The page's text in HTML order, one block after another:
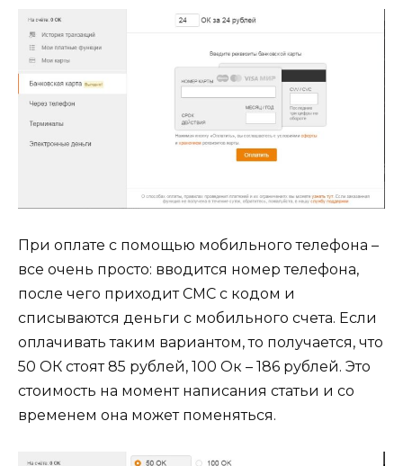
При оплате с помощью мобильного телефона –
все очень просто: вводится номер телефона,
после чего приходит СМС с кодом и
списываются деньги с мобильного счета. Если
оплачивать таким вариантом, то получается, что
50 ОК стоят 85 рублей, 100 Ок – 186 рублей. Это
стоимость на момент написания статьи и со
временем она может поменяться.